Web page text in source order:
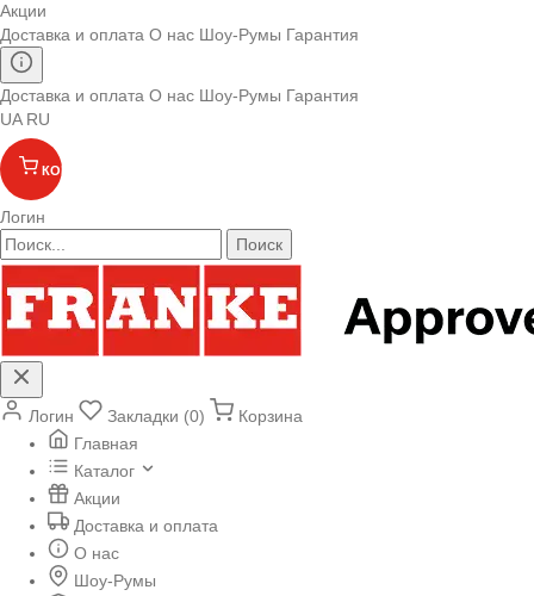
Акции
Доставка и оплата О нас Шоу-Румы Гарантия
Доставка и оплата О нас Шоу-Румы Гарантия
UA RU
КОРЗИНА
Логин
Поиск
Логин Закладки (0)
Корзина
Главная
Каталог
Акции
Доставка и оплата
О нас
Шоу-Румы